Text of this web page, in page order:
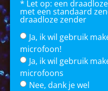
* Let op: een
met een standaard
draadloze zender
Ja, ik wil gebruik
microfoon!
Ja, ik wil gebruik
microfoons
Nee, dank je wel